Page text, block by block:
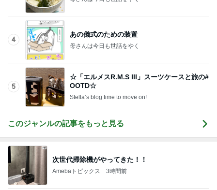
5
☆「エルメスR.M.S III」スーツケースと旅の#
OOTD☆
Stella’s blog time to move on!
このジャンルの記事をもっと見る
Amebaトピックス 3時間前
渡辺美奈代 差し入れのあんみつ
Amebaトピックス 1日前